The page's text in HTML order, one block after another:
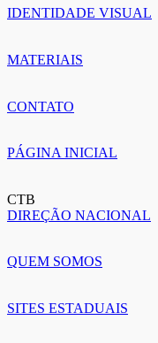
IDENTIDADE VISUAL
MATERIAIS
CONTATO
PÁGINA INICIAL
CTB
DIREÇÃO NACIONAL
QUEM SOMOS
SITES ESTADUAIS